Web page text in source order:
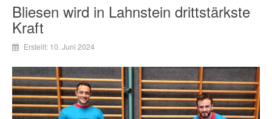
Bliesen wird in Lahnstein drittstärkste
Kraft
Erstellt: 10. Juni 2024